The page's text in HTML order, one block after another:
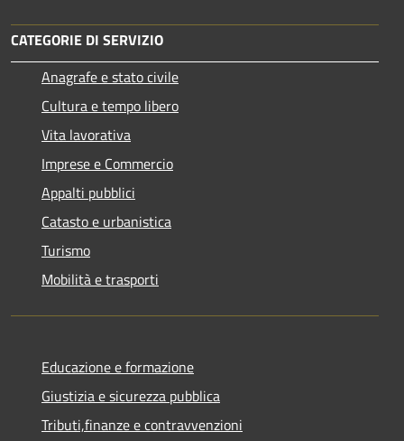
CATEGORIE DI SERVIZIO
Anagrafe e stato civile
Cultura e tempo libero
Vita lavorativa
Imprese e Commercio
Appalti pubblici
Catasto e urbanistica
Turismo
Mobilità e trasporti
Educazione e formazione
Giustizia e sicurezza pubblica
Tributi,finanze e contravvenzioni